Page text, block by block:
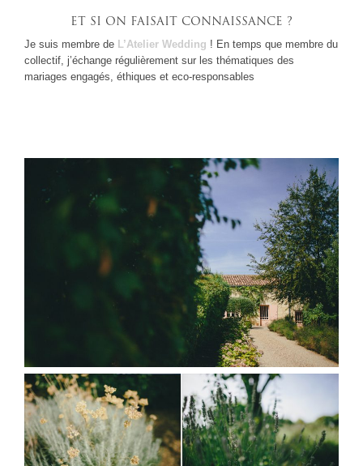
ET SI ON FAISAIT CONNAISSANCE ?
Je suis membre de L’Atelier Wedding ! En temps que membre du
collectif, j’échange régulièrement sur les thématiques des
mariages engagés, éthiques et eco-responsables